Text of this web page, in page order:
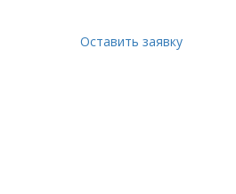
Оставить заявку